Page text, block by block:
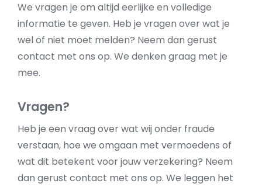
We vragen je om altijd eerlijke en volledige
informatie te geven. Heb je vragen over wat je
wel of niet moet melden? Neem dan gerust
contact met ons op. We denken graag met je
mee.
Vragen?
Heb je een vraag over wat wij onder fraude
verstaan, hoe we omgaan met vermoedens of
wat dit betekent voor jouw verzekering? Neem
dan gerust contact met ons op. We leggen het